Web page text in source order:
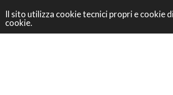
Il sito utilizza cookie tecnici propri e cookie
cookie.